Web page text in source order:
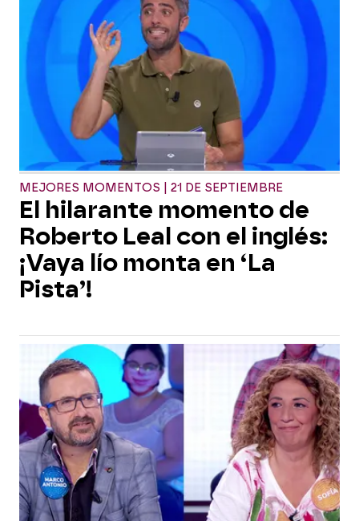
MEJORES MOMENTOS | 21 DE SEPTIEMBRE
El hilarante momento de
Roberto Leal con el inglés:
¡Vaya lío monta en ‘La
Pista’!